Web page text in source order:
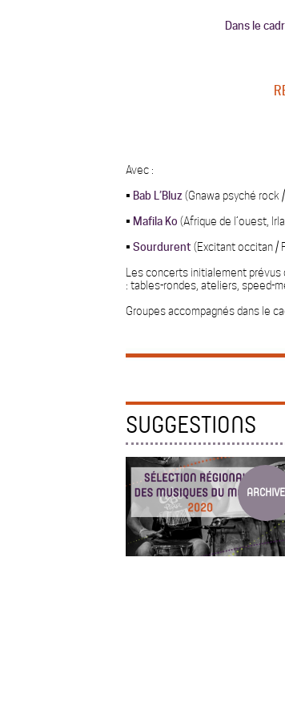
Dans le
Avec :
• Bab L’Bluz (Gnawa psyché rock
• Mafila Ko (Afrique de l’ouest,
• Sourdurent(Excitant occitan /
Les concerts initialement
: tables-rondes, ateliers, speed-
Groupes accompagnés dans le
SUGGESTIONS
ARCHIVE